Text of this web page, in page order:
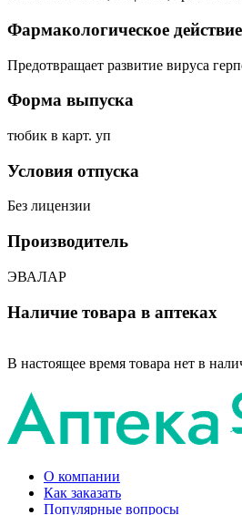
Фармакологическое действие
Предотвращает развитие вируса
Форма выпуска
тюбик в карт. уп
Условия отпуска
Без лицензии
Производитель
ЭВАЛАР
Наличие товара в аптеках
В настоящее время товара нет в
О компании
Как заказать
Популярные вопросы